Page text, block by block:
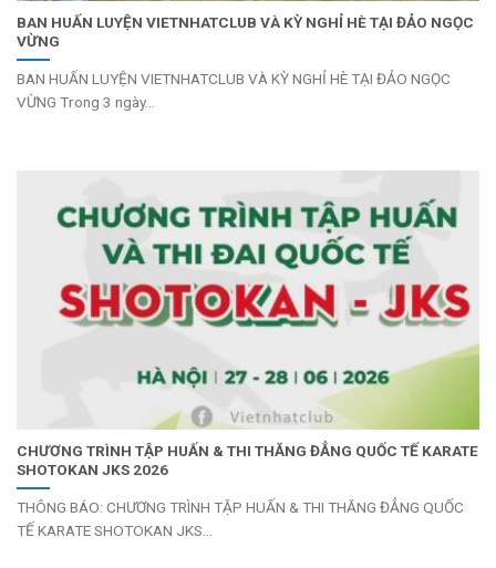
BAN HUẤN LUYỆN VIETNHATCLUB VÀ KỲ NGHỈ HÈ TẠI ĐẢO NGỌC
VỪNG
BAN HUẤN LUYỆN VIETNHATCLUB VÀ KỲ NGHỈ HÈ TẠI ĐẢO NGỌC
VỪNG Trong 3 ngày...
CHƯƠNG TRÌNH TẬP HUẤN & THI THĂNG ĐẲNG QUỐC TẾ KARATE
SHOTOKAN JKS 2026
THÔNG BÁO: CHƯƠNG TRÌNH TẬP HUẤN & THI THĂNG ĐẲNG QUỐC
TẾ KARATE SHOTOKAN JKS...